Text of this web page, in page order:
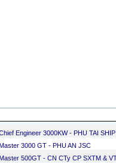
Engineer 3000KW - PHU TAI
3000 GT - PHU AN JSC
Master 500GT - CN CTy CP SXTM &